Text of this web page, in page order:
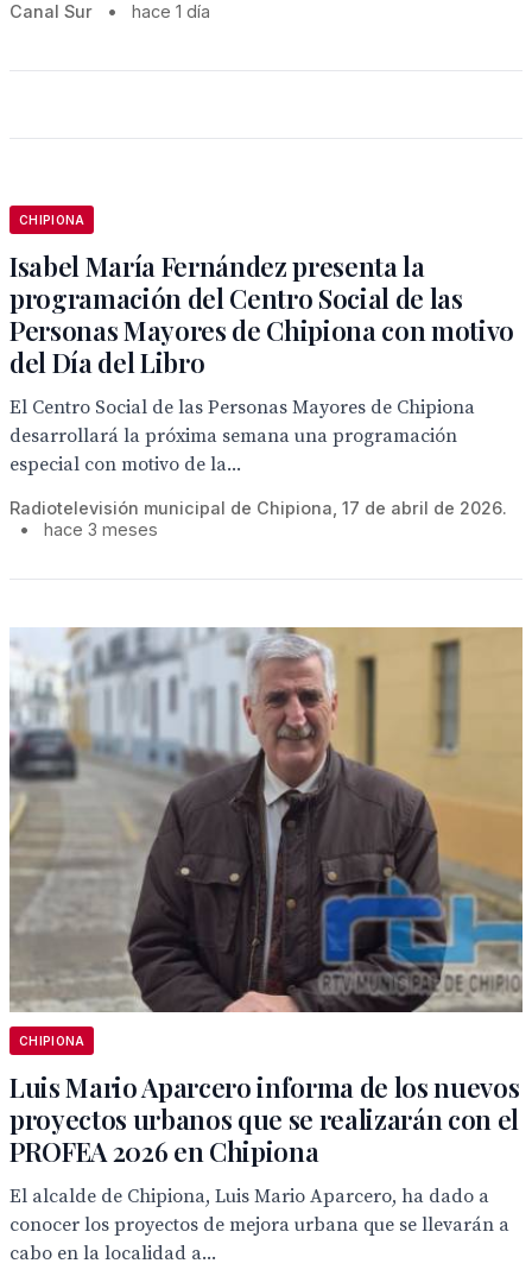
Canal Sur • hace 1 día
CHIPIONA
Isabel María Fernández presenta la
programación del Centro Social de las
Personas Mayores de Chipiona con motivo
del Día del Libro
El Centro Social de las Personas Mayores de Chipiona
desarrollará la próxima semana una programación
especial con motivo de la...
Radiotelevisión municipal de Chipiona, 17 de abril de 2026.
•
hace 3 meses
CHIPIONA
Luis Mario Aparcero informa de los nuevos
proyectos urbanos que se realizarán con el
PROFEA 2026 en Chipiona
El alcalde de Chipiona, Luis Mario Aparcero, ha dado a
conocer los proyectos de mejora urbana que se llevarán a
cabo en la localidad a...